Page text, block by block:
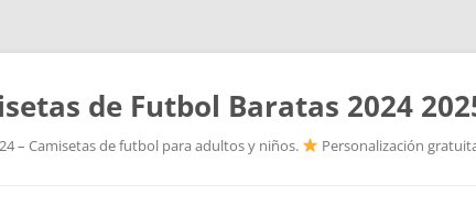
de Futbol Baratas 2024
– Camisetas de futbol para adultos y niños. Personalización